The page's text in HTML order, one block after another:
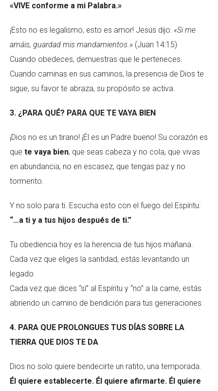
«VIVE conforme a mi Palabra.»
¡Esto no es legalismo, esto es amor! Jesús dijo: «Si me
amáis, guardad mis mandamientos.» (Juan 14:15)
Cuando obedeces, demuestras que le perteneces.
Cuando caminas en sus caminos, la presencia de Dios te
sigue, su favor te abraza, su propósito se activa.
3. ¿PARA QUÉ? PARA QUE TE VAYA BIEN
¡Dios no es un tirano! ¡Él es un Padre bueno! Su corazón es
que te vaya bien, que seas cabeza y no cola, que vivas
en abundancia, no en escasez, que tengas paz y no
tormento.
Y no solo para ti. Escucha esto con el fuego del Espíritu:
“…a ti y a tus hijos después de ti.”
Tu obediencia hoy es la herencia de tus hijos mañana.
Cada vez que eliges la santidad, estás levantando un
legado.
Cada vez que dices “sí” al Espíritu y “no” a la carne, estás
abriendo un camino de bendición para tus generaciones.
4. PARA QUE PROLONGUES TUS DÍAS SOBRE LA
TIERRA QUE DIOS TE DA
Dios no solo quiere bendecirte un ratito, una temporada.
Él quiere establecerte. Él quiere afirmarte. Él quiere